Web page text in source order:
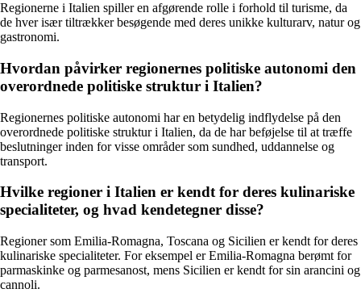
Regionerne i Italien spiller en afgørende rolle i forhold til turisme, da
de hver især tiltrækker besøgende med deres unikke kulturarv, natur og
gastronomi.
Hvordan påvirker regionernes politiske autonomi den
overordnede politiske struktur i Italien?
Regionernes politiske autonomi har en betydelig indflydelse på den
overordnede politiske struktur i Italien, da de har beføjelse til at træffe
beslutninger inden for visse områder som sundhed, uddannelse og
transport.
Hvilke regioner i Italien er kendt for deres kulinariske
specialiteter, og hvad kendetegner disse?
Regioner som Emilia-Romagna, Toscana og Sicilien er kendt for deres
kulinariske specialiteter. For eksempel er Emilia-Romagna berømt for
parmaskinke og parmesanost, mens Sicilien er kendt for sin arancini og
cannoli.